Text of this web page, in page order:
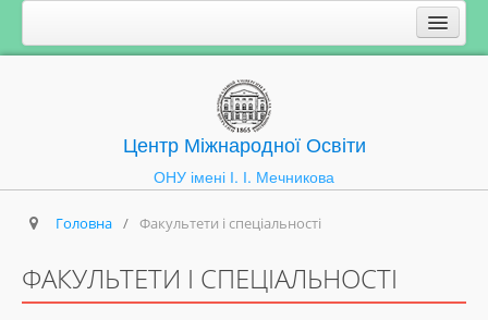
Центр Міжнародної Освіти
ОНУ імені І. І. Мечникова
Головна / Факультети і спеціальності
ФАКУЛЬТЕТИ І СПЕЦІАЛЬНОСТІ